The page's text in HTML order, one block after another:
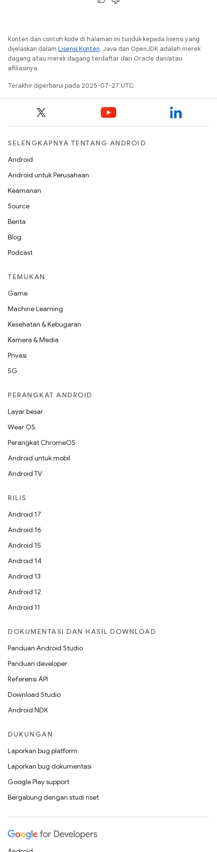
Konten dan contoh kode di halaman ini tunduk kepada lisensi yang
dijelaskan dalam Lisensi Konten. Java dan OpenJDK adalah merek
dagang atau merek dagang terdaftar dari Oracle dan/atau
afiliasinya.
Terakhir diperbarui pada 2025-07-27 UTC.
SELENGKAPNYA TENTANG ANDROID
Android
Android untuk Perusahaan
Keamanan
Source
Berita
Blog
Podcast
TEMUKAN
Game
Machine Learning
Kesehatan & Kebugaran
Kamera & Media
Privasi
5G
PERANGKAT ANDROID
Layar besar
Wear OS
Perangkat ChromeOS
Android untuk mobil
Android TV
RILIS
Android 17
Android 16
Android 15
Android 14
Android 13
Android 12
Android 11
DOKUMENTASI DAN HASIL DOWNLOAD
Panduan Android Studio
Panduan developer
Referensi API
Download Studio
Android NDK
DUKUNGAN
Laporkan bug platform
Laporkan bug dokumentasi
Google Play support
Bergabung dengan studi riset